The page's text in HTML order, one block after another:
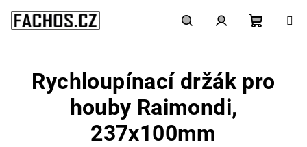
obsah
košík
Rychloupínací držák pro
houby Raimondi,
237x100mm